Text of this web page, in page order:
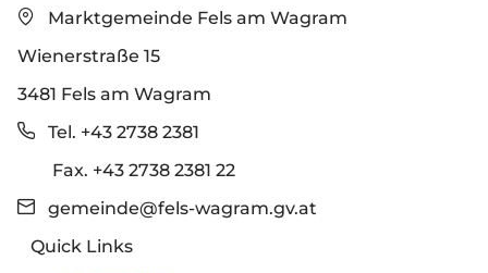
Marktgemeinde Fels am Wagram
Wienerstraße 15
3481 Fels am Wagram
Tel. +43 2738 2381
Fax. +43 2738 2381 22
gemeinde@fels-wagram.gv.at
Quick Links